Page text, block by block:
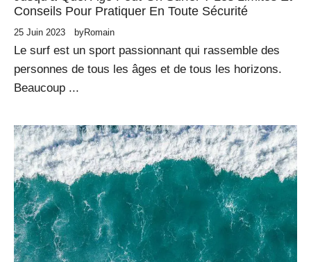
Conseils Pour Pratiquer En Toute Sécurité
25 Juin 2023 byRomain
Le surf est un sport passionnant qui rassemble des
personnes de tous les âges et de tous les horizons.
Beaucoup ...